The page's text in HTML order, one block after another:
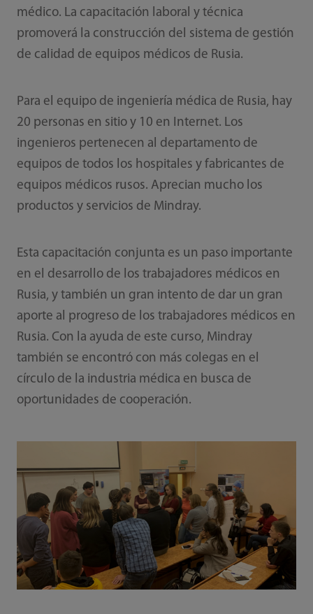
médico. La capacitación laboral y técnica
promoverá la construcción del sistema de gestión
de calidad de equipos médicos de Rusia.
Para el equipo de ingeniería médica de Rusia, hay
20 personas en sitio y 10 en Internet. Los
ingenieros pertenecen al departamento de
equipos de todos los hospitales y fabricantes de
equipos médicos rusos. Aprecian mucho los
productos y servicios de Mindray.
Esta capacitación conjunta es un paso importante
en el desarrollo de los trabajadores médicos en
Rusia, y también un gran intento de dar un gran
aporte al progreso de los trabajadores médicos en
Rusia. Con la ayuda de este curso, Mindray
también se encontró con más colegas en el
círculo de la industria médica en busca de
oportunidades de cooperación.